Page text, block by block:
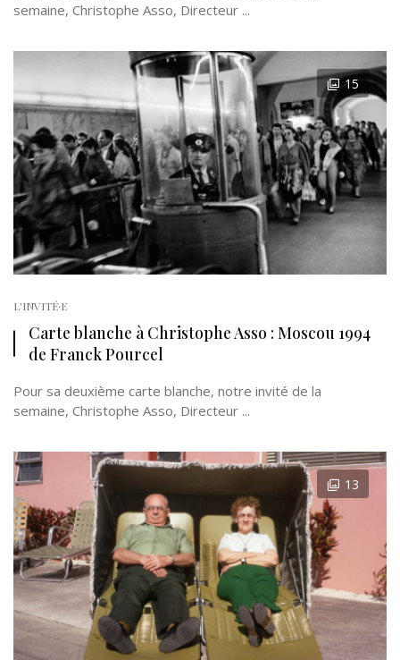
semaine, Christophe Asso, Directeur ...
15
L'INVITÉ·E
Carte blanche à Christophe Asso : Moscou 1994
de Franck Pourcel
Pour sa deuxième carte blanche, notre invité de la
semaine, Christophe Asso, Directeur ...
13